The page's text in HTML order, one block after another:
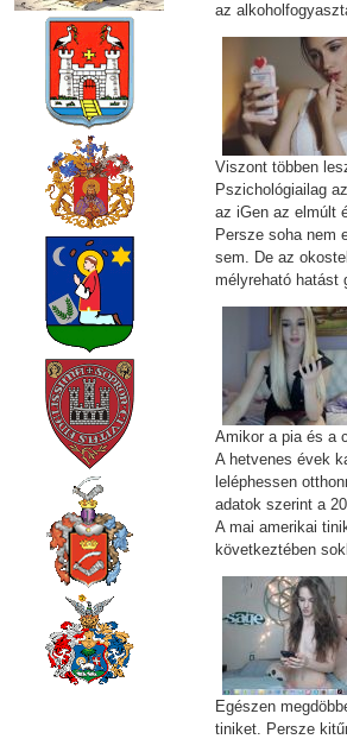
az
Viszont többen
Pszichológiailag
az iGen az elmúlt
Persze soha nem
sem. De az
mélyreható hatást
Amikor a pia és a
A hetvenes évek
leléphessen
adatok szerint a
A mai amerikai
következtében
Egészen
tiniket. Persze